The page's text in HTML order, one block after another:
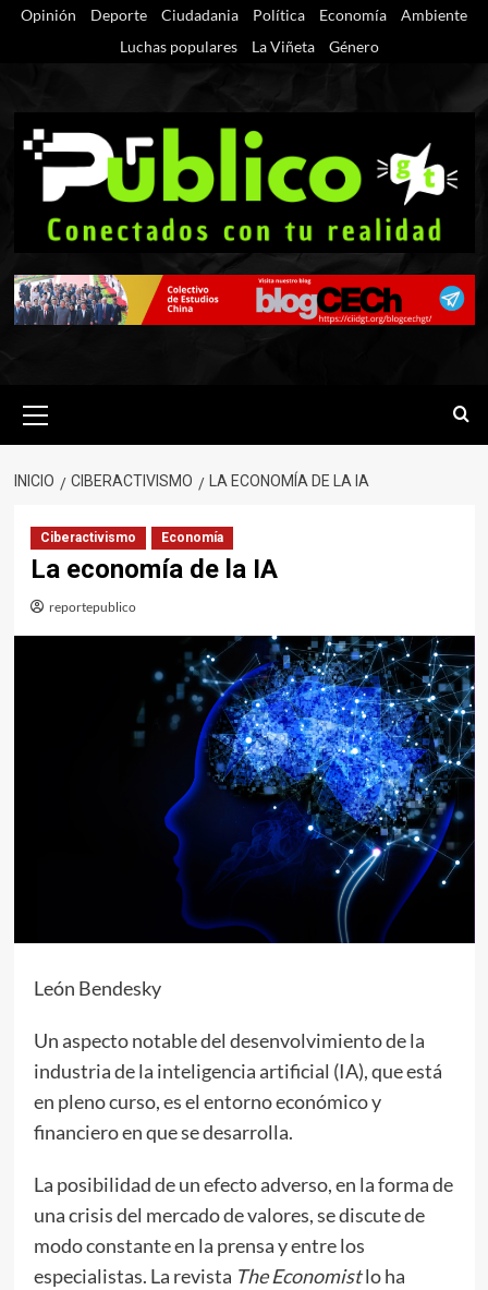
SaltarOpinión Deporte Ciudadania Política Economía
Ambiente
Luchas populares
La Viñeta Género
primario
INICIO CIBERACTIVISMO LA ECONOMÍA DE LA IA
Ciberactivismo Economía
La economía de la IA
reportepublico
León Bendesky
Un aspecto notable del desenvolvimiento de la
industria de la inteligencia artificial (IA), que está
en pleno curso, es el entorno económico y
financiero en que se desarrolla.
La posibilidad de un efecto adverso, en la forma de
una crisis del mercado de valores, se discute de
modo constante en la prensa y entre los
especialistas. La revista The Economistlo ha